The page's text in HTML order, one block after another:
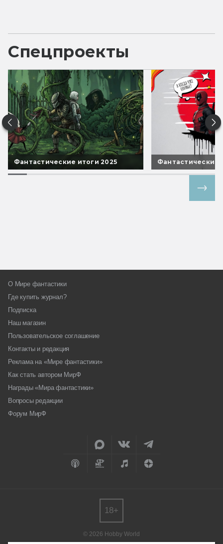
Спецпроекты
Фантастические итоги 2025 Фантастические
О Мире фантастики
Где купить журнал?
Подписка
Наш магазин
Пользовательское соглашение
Контакты и редакция
Реклама на «Мире фантастики»
Как стать автором МирФ
Награды «Мира фантастики»
Вопросы редакции
Форум МирФ
© 2026 Hobby World
18+